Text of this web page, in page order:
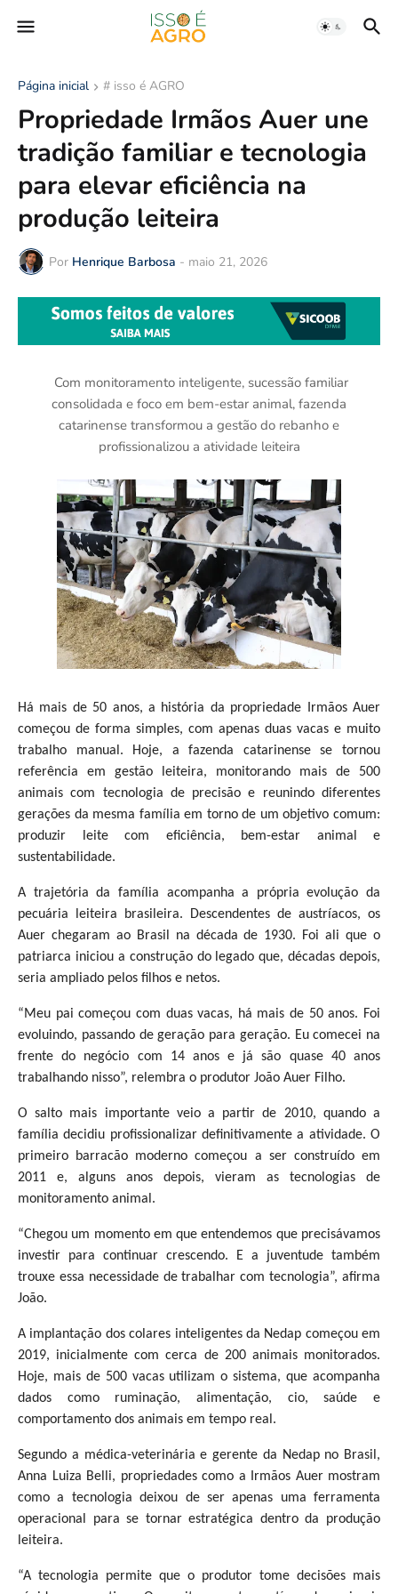
Página inicial # isso é AGRO
Propriedade Irmãos Auer une
tradição familiar e tecnologia
para elevar eficiência na
produção leiteira
Por Henrique Barbosa - maio 21, 2026
Com monitoramento inteligente, sucessão familiar
consolidada e foco em bem-estar animal, fazenda
catarinense transformou a gestão do rebanho e
profissionalizou a atividade leiteira
Há mais de 50 anos, a história da propriedade Irmãos Auer
começou de forma simples, com apenas duas vacas e muito
trabalho manual. Hoje, a fazenda catarinense se tornou
referência em gestão leiteira, monitorando mais de 500
animais com tecnologia de precisão e reunindo diferentes
gerações da mesma família em torno de um objetivo comum:
produzir leite com eficiência, bem-estar animal e
sustentabilidade.
A trajetória da família acompanha a própria evolução da
pecuária leiteira brasileira. Descendentes de austríacos, os
Auer chegaram ao Brasil na década de 1930. Foi ali que o
patriarca iniciou a construção do legado que, décadas depois,
seria ampliado pelos filhos e netos.
“Meu pai começou com duas vacas, há mais de 50 anos. Foi
evoluindo, passando de geração para geração. Eu comecei na
frente do negócio com 14 anos e já são quase 40 anos
trabalhando nisso”, relembra o produtor João Auer Filho.
O salto mais importante veio a partir de 2010, quando a
família decidiu profissionalizar definitivamente a atividade. O
primeiro barracão moderno começou a ser construído em
2011 e, alguns anos depois, vieram as tecnologias de
monitoramento animal.
“Chegou um momento em que entendemos que precisávamos
investir para continuar crescendo. E a juventude também
trouxe essa necessidade de trabalhar com tecnologia”, afirma
João.
A implantação dos colares inteligentes da Nedap começou em
2019, inicialmente com cerca de 200 animais monitorados.
Hoje, mais de 500 vacas utilizam o sistema, que acompanha
dados como ruminação, alimentação, cio, saúde e
comportamento dos animais em tempo real.
Segundo a médica-veterinária e gerente da Nedap no Brasil,
Anna Luiza Belli, propriedades como a Irmãos Auer mostram
como a tecnologia deixou de ser apenas uma ferramenta
operacional para se tornar estratégica dentro da produção
leiteira.
“A tecnologia permite que o produtor tome decisões mais